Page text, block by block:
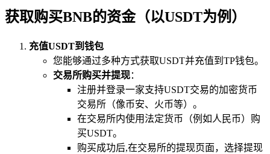
获取购买BNB的资金（以USDT为例）
充值USDT到钱包
您能够通过多种方式获取USDT并充值到TP钱包。
交易所购买并提现：
注册并登录一家支持USDT交易的加密货币
交易所（像币安、火币等）。
在交易所内使用法定货币（例如人民币）购
买USDT。
购买成功后,在交易所的提现页面，选择提现